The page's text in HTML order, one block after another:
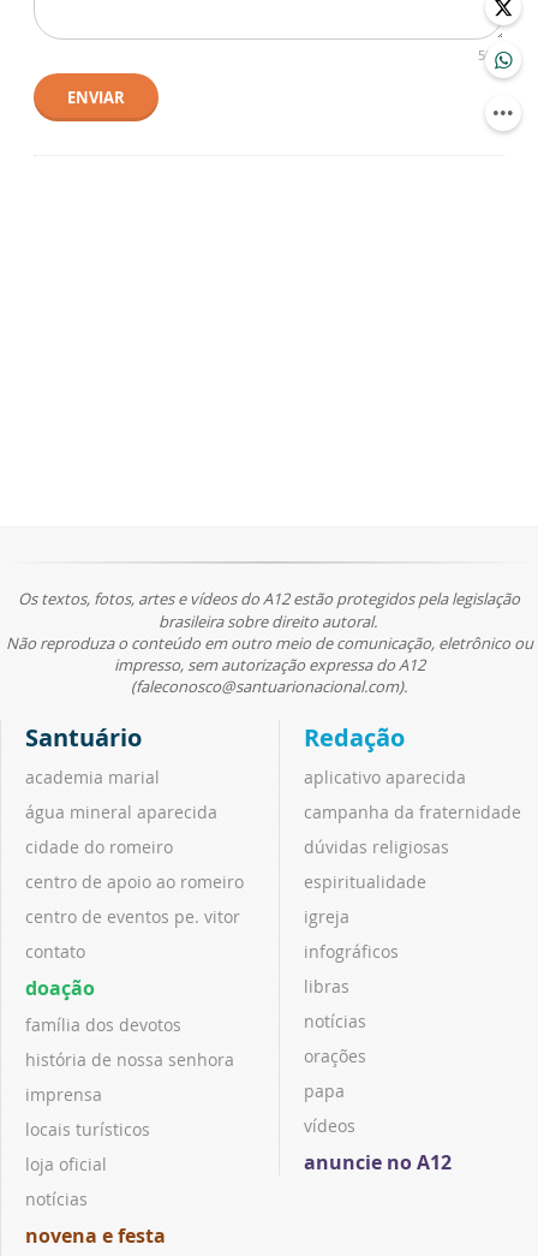
500
ENVIAR
Os textos, fotos, artes e vídeos do A12 estão protegidos pela legislação
brasileira sobre direito autoral.
Não reproduza o conteúdo em outro meio de comunicação, eletrônico ou
impresso, sem autorização expressa do A12
(faleconosco@santuarionacional.com).
Santuário
academia marial
água mineral aparecida
cidade do romeiro
centro de apoio ao romeiro
centro de eventos pe. vitor
contato
doação
família dos devotos
história de nossa senhora
imprensa
locais turísticos
loja oficial
notícias
novena e festa
Redação
aplicativo aparecida
campanha da fraternidade
dúvidas religiosas
espiritualidade
igreja
infográficos
libras
notícias
orações
papa
vídeos
anuncie no A12